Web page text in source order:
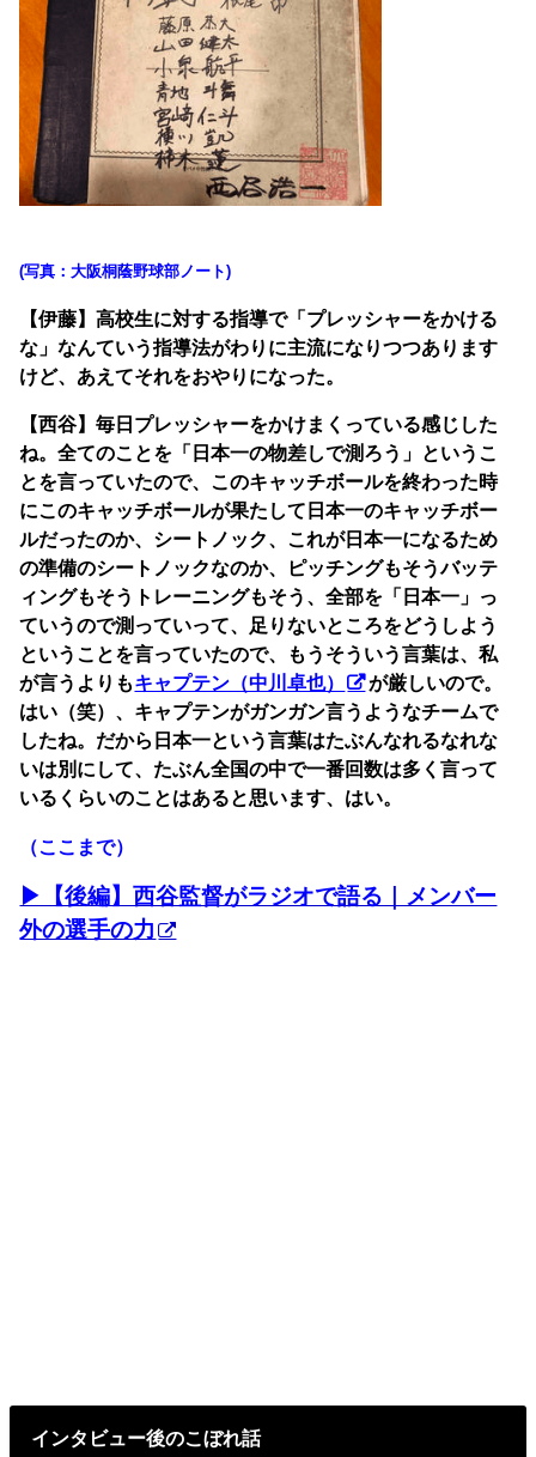
(写真：大阪桐蔭野球部ノート)
【伊藤】高校生に対する指導で「プレッシャーをかける
な」なんていう指導法がわりに主流になりつつあります
けど、あえてそれをおやりになった。
【西谷】毎日プレッシャーをかけまくっている感じした
ね。全てのことを「日本一の物差しで測ろう」というこ
とを言っていたので、このキャッチボールを終わった時
にこのキャッチボールが果たして日本一のキャッチボー
ルだったのか、シートノック、これが日本一になるため
の準備のシートノックなのか、ピッチングもそうバッテ
ィングもそうトレーニングもそう、全部を「日本一」っ
ていうので測っていって、足りないところをどうしよう
ということを言っていたので、もうそういう言葉は、私
が言うよりもキャプテン（中川卓也）
が厳しいので。
はい（笑）、キャプテンがガンガン言うようなチームで
したね。だから日本一という言葉はたぶんなれるなれな
いは別にして、たぶん全国の中で一番回数は多く言って
いるくらいのことはあると思います、はい。
（ここまで）
▶︎【後編】西谷監督がラジオで語る｜メンバー
外の選手の力
インタビュー後のこぼれ話